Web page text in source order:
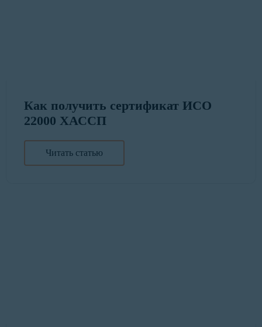
Как получить сертификат ИСО
22000 ХАССП
Читать статью